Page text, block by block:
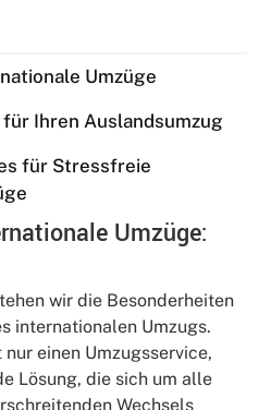
Umzüge
Ihren Auslandsumzug
für Stressfreie
Umzüge:
wir die Besonderheiten
internationalen Umzugs.
einen Umzugsservice,
Lösung, die sich um alle
Wechsels